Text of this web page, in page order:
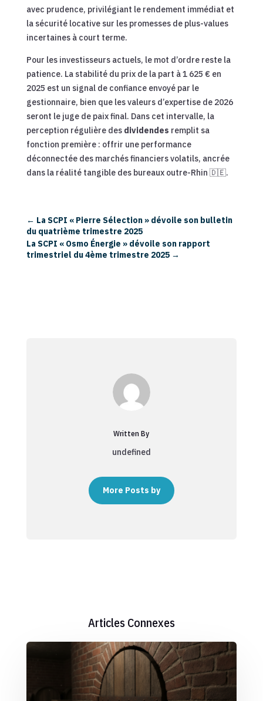
avec prudence, privilégiant le rendement immédiat et
la sécurité locative sur les promesses de plus-values
incertaines à court terme.
Pour les investisseurs actuels, le mot d’ordre reste la
patience. La stabilité du prix de la part à 1 625 € en
2025 est un signal de confiance envoyé par le
gestionnaire, bien que les valeurs d’expertise de 2026
seront le juge de paix final. Dans cet intervalle, la
perception régulière des dividendes remplit sa
fonction première : offrir une performance
déconnectée des marchés financiers volatils, ancrée
dans la réalité tangible des bureaux outre-Rhin 🇩🇪.
← La SCPI « Pierre Sélection » dévoile son bulletin
du quatrième trimestre 2025
La SCPI « Osmo Énergie » dévoile son rapport
trimestriel du 4ème trimestre 2025→
Written By
undefined
More Posts by
Articles Connexes